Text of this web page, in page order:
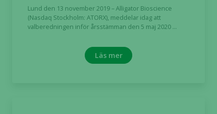
Lund den 13 november 2019 – Alligator Bioscience
(Nasdaq Stockholm: ATORX), meddelar idag att
valberedningen inför årsstämman den 5 maj 2020 ...
Läs mer
Upplevelse
För att vår
prestera så
bra som